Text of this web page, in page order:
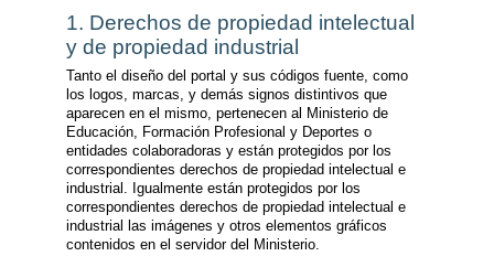
1. Derechos de propiedad intelectual
y de propiedad industrial
Tanto el diseño del portal y sus códigos fuente, como
los logos, marcas, y demás signos distintivos que
aparecen en el mismo, pertenecen al Ministerio de
Educación, Formación Profesional y Deportes o
entidades colaboradoras y están protegidos por los
correspondientes derechos de propiedad intelectual e
industrial. Igualmente están protegidos por los
correspondientes derechos de propiedad intelectual e
industrial las imágenes y otros elementos gráficos
contenidos en el servidor del Ministerio.